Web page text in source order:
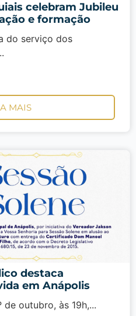
celebram Jubileu
e formação
do serviço dos
MAIS
destaca
em Anápolis
outubro, às 19h,...